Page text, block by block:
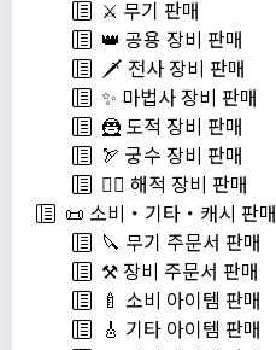
⚔️ 무기 판매
👑 공용 장비 판매
🗡️ 전사 장비 판매
✨ 마법사 장비 판매
🦹 도적 장비 판매
🏹 궁수 장비 판매
🏴‍☠️ 해적 장비 판매
📜 소비・기타・캐시 판매
🔪 무기 주문서 판매
⚒️ 장비 주문서 판매
🍼 소비 아이템 판매
🎸 기타 아이템 판매